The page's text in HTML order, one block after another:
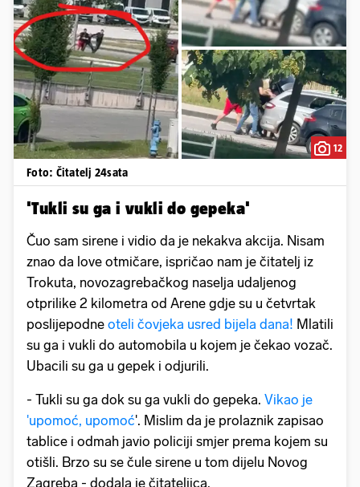
12
Foto: Čitatelj 24sata
'Tukli su ga i vukli do gepeka'
Čuo sam sirene i vidio da je nekakva akcija. Nisam
znao da love otmičare, ispričao nam je čitatelj iz
Trokuta, novozagrebačkog naselja udaljenog
otprilike 2 kilometra od Arene gdje su u četvrtak
poslijepodne oteli čovjeka usred bijela dana! Mlatili
su ga i vukli do automobila u kojem je čekao vozač.
Ubacili su ga u gepek i odjurili.
- Tukli su ga dok su ga vukli do gepeka. Vikao je
'upomoć, upomoć'. Mislim da je prolaznik zapisao
tablice i odmah javio policiji smjer prema kojem su
otišli. Brzo su se čule sirene u tom dijelu Novog
Zagreba - dodala je čitateljica.